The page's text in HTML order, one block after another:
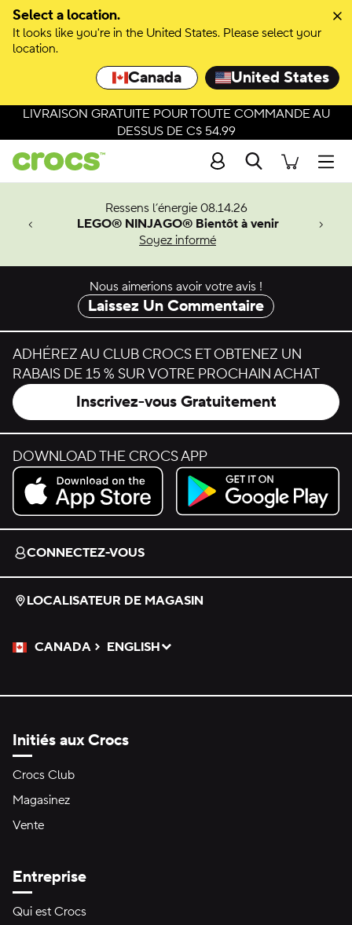
Select a location.
It looks like you're in the United States. Please select your
location.
Canada United States
LIVRAISON GRATUITE POUR TOUTE COMMANDE AU
DESSUS DE C$ 54.99
Recherche
Ressens l’énergie 08.14.26
LEGO® NINJAGO® Bientôt à venir
Soyez informé
Man.
Nous aimerions avoir votre avis !
Laissez Un Commentaire
ADHÉREZ AU CLUB CROCS ET OBTENEZ UN
RABAIS DE 15 % SUR VOTRE PROCHAIN ACHAT
Inscrivez-vous Gratuitement
DOWNLOAD THE CROCS APP
Download on the App Store.
Get it on Google Play.
CONNECTEZ-VOUS
LOCALISATEUR DE MAGASIN
CANADA
Veuillez sélectionner une langue
ENGLISH
Sélectionné
Initiés aux Crocs
Crocs Club
Magasinez
Vente
Entreprise
Qui est Crocs